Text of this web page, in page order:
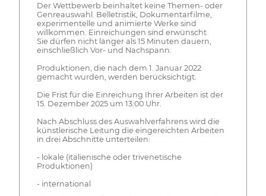
Der Wettbewerb beinhaltet keine Themen- oder
Genreauswahl. Belletristik, Dokumentarfilme,
experimentelle und animierte Werke sind
willkommen. Einreichungen sind erwünscht
Sie dürfen nicht länger als 15 Minuten dauern,
einschließlich Vor- und Nachspann.
Produktionen, die nach dem 1. Januar 2022
gemacht wurden, werden berücksichtigt.
Die Frist für die Einreichung Ihrer Arbeiten ist der
15. Dezember 2025 um 13:00 Uhr.
Nach Abschluss des Auswahlverfahrens wird die
künstlerische Leitung die eingereichten Arbeiten
in drei Abschnitte unterteilen:
- lokale (italienische oder trivenetische
Produktionen)
- international